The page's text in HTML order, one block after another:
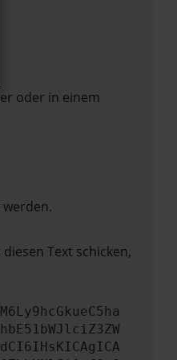
oder in einem
Text schicken,